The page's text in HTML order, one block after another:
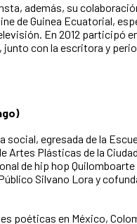
además, su
de Guinea Ecuatorial,
En 2012 participó
junto con la escritora y
egresada de la
Artes Plásticas de la
de hip hop Quilomboarte
Silvano Lora y
poéticas en México,